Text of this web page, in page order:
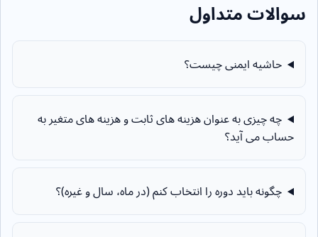
سوالات متداول
حاشیه ایمنی چیست؟
چه چیزی به عنوان هزینه های ثابت و هزینه های متغیر به
حساب می آید؟
چگونه باید دوره را انتخاب کنم (در ماه، سال و غیره)؟